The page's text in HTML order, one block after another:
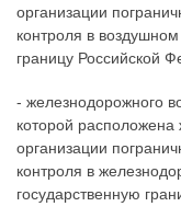
организации
контроля в
границу Российской
- железнодорожного
которой
организации
контроля в
государственную